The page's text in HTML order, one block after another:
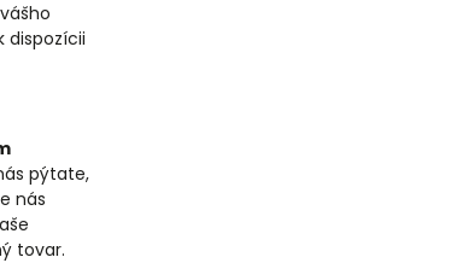
dispozícii
pýtate,
nás
tovar.